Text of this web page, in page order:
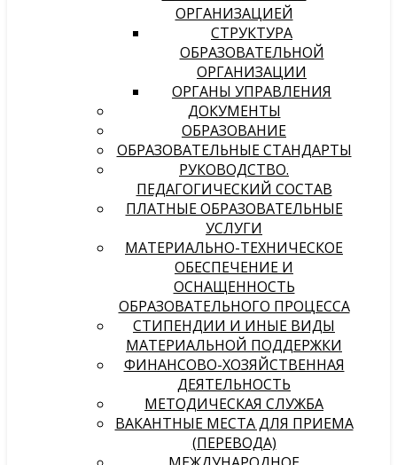
ОРГАНИЗАЦИЕЙ
СТРУКТУРА
ОБРАЗОВАТЕЛЬНОЙ
ОРГАНИЗАЦИИ
ОРГАНЫ УПРАВЛЕНИЯ
ДОКУМЕНТЫ
ОБРАЗОВАНИЕ
ОБРАЗОВАТЕЛЬНЫЕ СТАНДАРТЫ
РУКОВОДСТВО.
ПЕДАГОГИЧЕСКИЙ СОСТАВ
ПЛАТНЫЕ ОБРАЗОВАТЕЛЬНЫЕ
УСЛУГИ
МАТЕРИАЛЬНО-ТЕХНИЧЕСКОЕ
ОБЕСПЕЧЕНИЕ И
ОСНАЩЕННОСТЬ
ОБРАЗОВАТЕЛЬНОГО ПРОЦЕССА
СТИПЕНДИИ И ИНЫЕ ВИДЫ
МАТЕРИАЛЬНОЙ ПОДДЕРЖКИ
ФИНАНСОВО-ХОЗЯЙСТВЕННАЯ
ДЕЯТЕЛЬНОСТЬ
МЕТОДИЧЕСКАЯ СЛУЖБА
ВАКАНТНЫЕ МЕСТА ДЛЯ ПРИЕМА
(ПЕРЕВОДА)